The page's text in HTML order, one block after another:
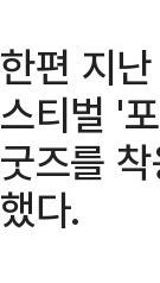
한편 지
스티벌 '
굿즈를
했다.